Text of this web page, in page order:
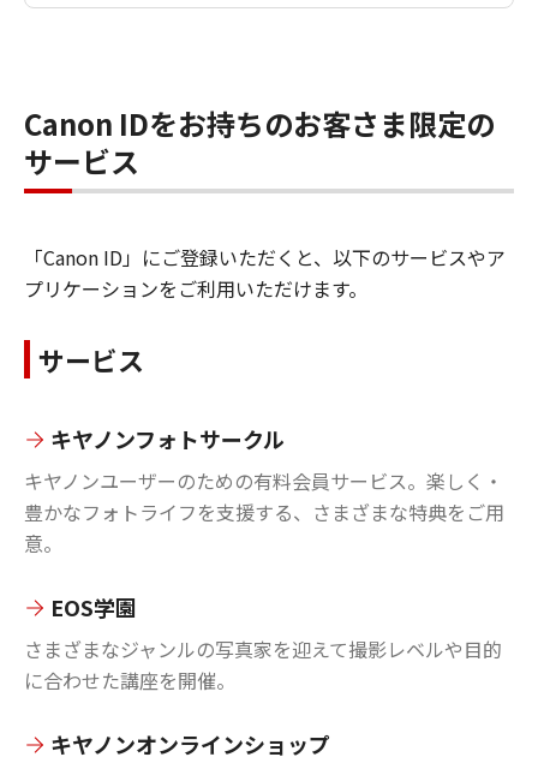
Canon IDをお持ちのお客さま限定の
サービス
「Canon ID」にご登録いただくと、以下のサービスやア
プリケーションをご利用いただけます。
サービス
キヤノンフォトサークル
キヤノンユーザーのための有料会員サービス。楽しく・
豊かなフォトライフを支援する、さまざまな特典をご用
意。
EOS学園
さまざまなジャンルの写真家を迎えて撮影レベルや目的
に合わせた講座を開催。
キヤノンオンラインショップ